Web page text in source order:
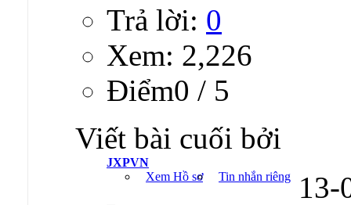
Trả lời: 0
Xem: 2,226
Ðiểm0 / 5
Viết bài cuối bởi
JXPVN
Xem Hồ sơ
Tin nhắn riêng